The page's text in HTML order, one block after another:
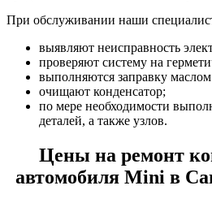
При обслуживании наши
выявляют неисправность
проверяют систему на
выполняются заправку
очищают конденсатор;
по мере необходимости
деталей, а также узлов.
Цены на ремонт
автомобиля Mini в